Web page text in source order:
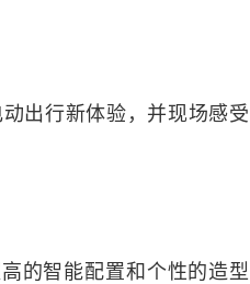
出行新体验，并现场感受
的智能配置和个性的造型